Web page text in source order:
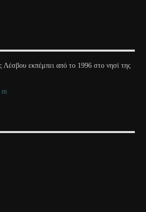
Λέσβου εκπέμπει από το 1996 στο νησί της